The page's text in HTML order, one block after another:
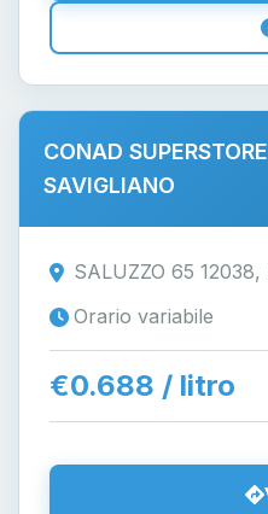
CONAD SUPERSTORE
SAVIGLIANO
SALUZZO 65 12038,
Orario variabile
€0.688 / litro